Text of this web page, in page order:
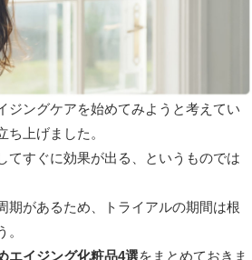
ジングケアを始めてみようと考えてい
ち上げました。
てすぐに効果が出る、というものでは
期があるため、トライアルの期間は根
エイジング化粧品4選をまとめておきま